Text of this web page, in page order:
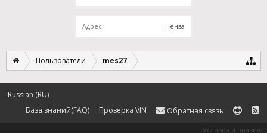
Адрес: Пенза
Пользователи mes27
Russian (RU)
База знаний(FAQ)
Проверка VIN Обратная связь
Условия и правила